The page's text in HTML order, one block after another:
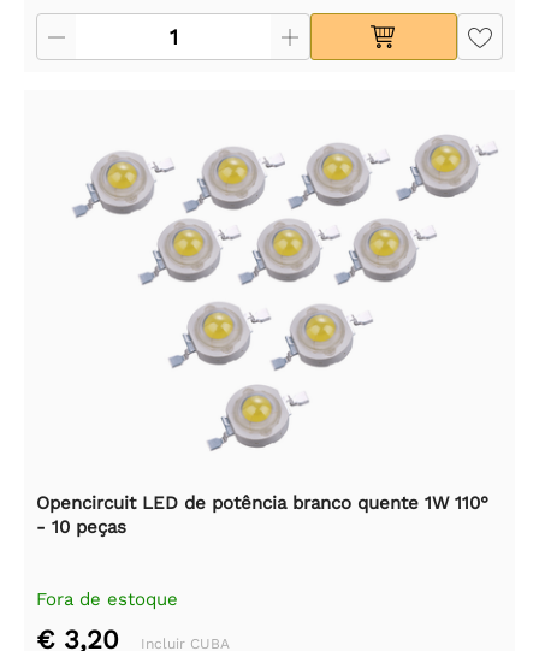
Opencircuit LED de potência branco quente 1W 110°
- 10 peças
Fora de estoque
€ 3,20 Incluir CUBA